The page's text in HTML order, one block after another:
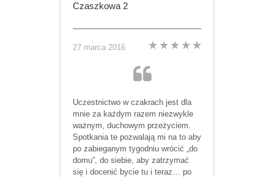
Czaszkowa 2
27 marca 2016
Uczestnictwo w czakrach jest dla
mnie za każdym razem niezwykle
ważnym, duchowym przeżyciem.
Spotkania te pozwalają mi na to aby
po zabieganym tygodniu wrócić „do
domu”, do siebie, aby zatrzymać
się i docenić bycie tu i teraz… po